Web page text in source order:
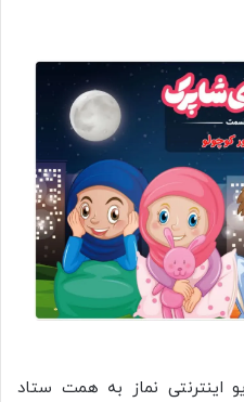
اینترنتی نماز به همت ستاد